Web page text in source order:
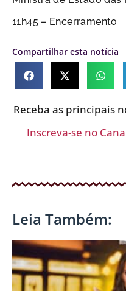
11h45 – Encerramento
Compartilhar esta notícia
Receba as principais
Inscreva-se no
Leia Também: